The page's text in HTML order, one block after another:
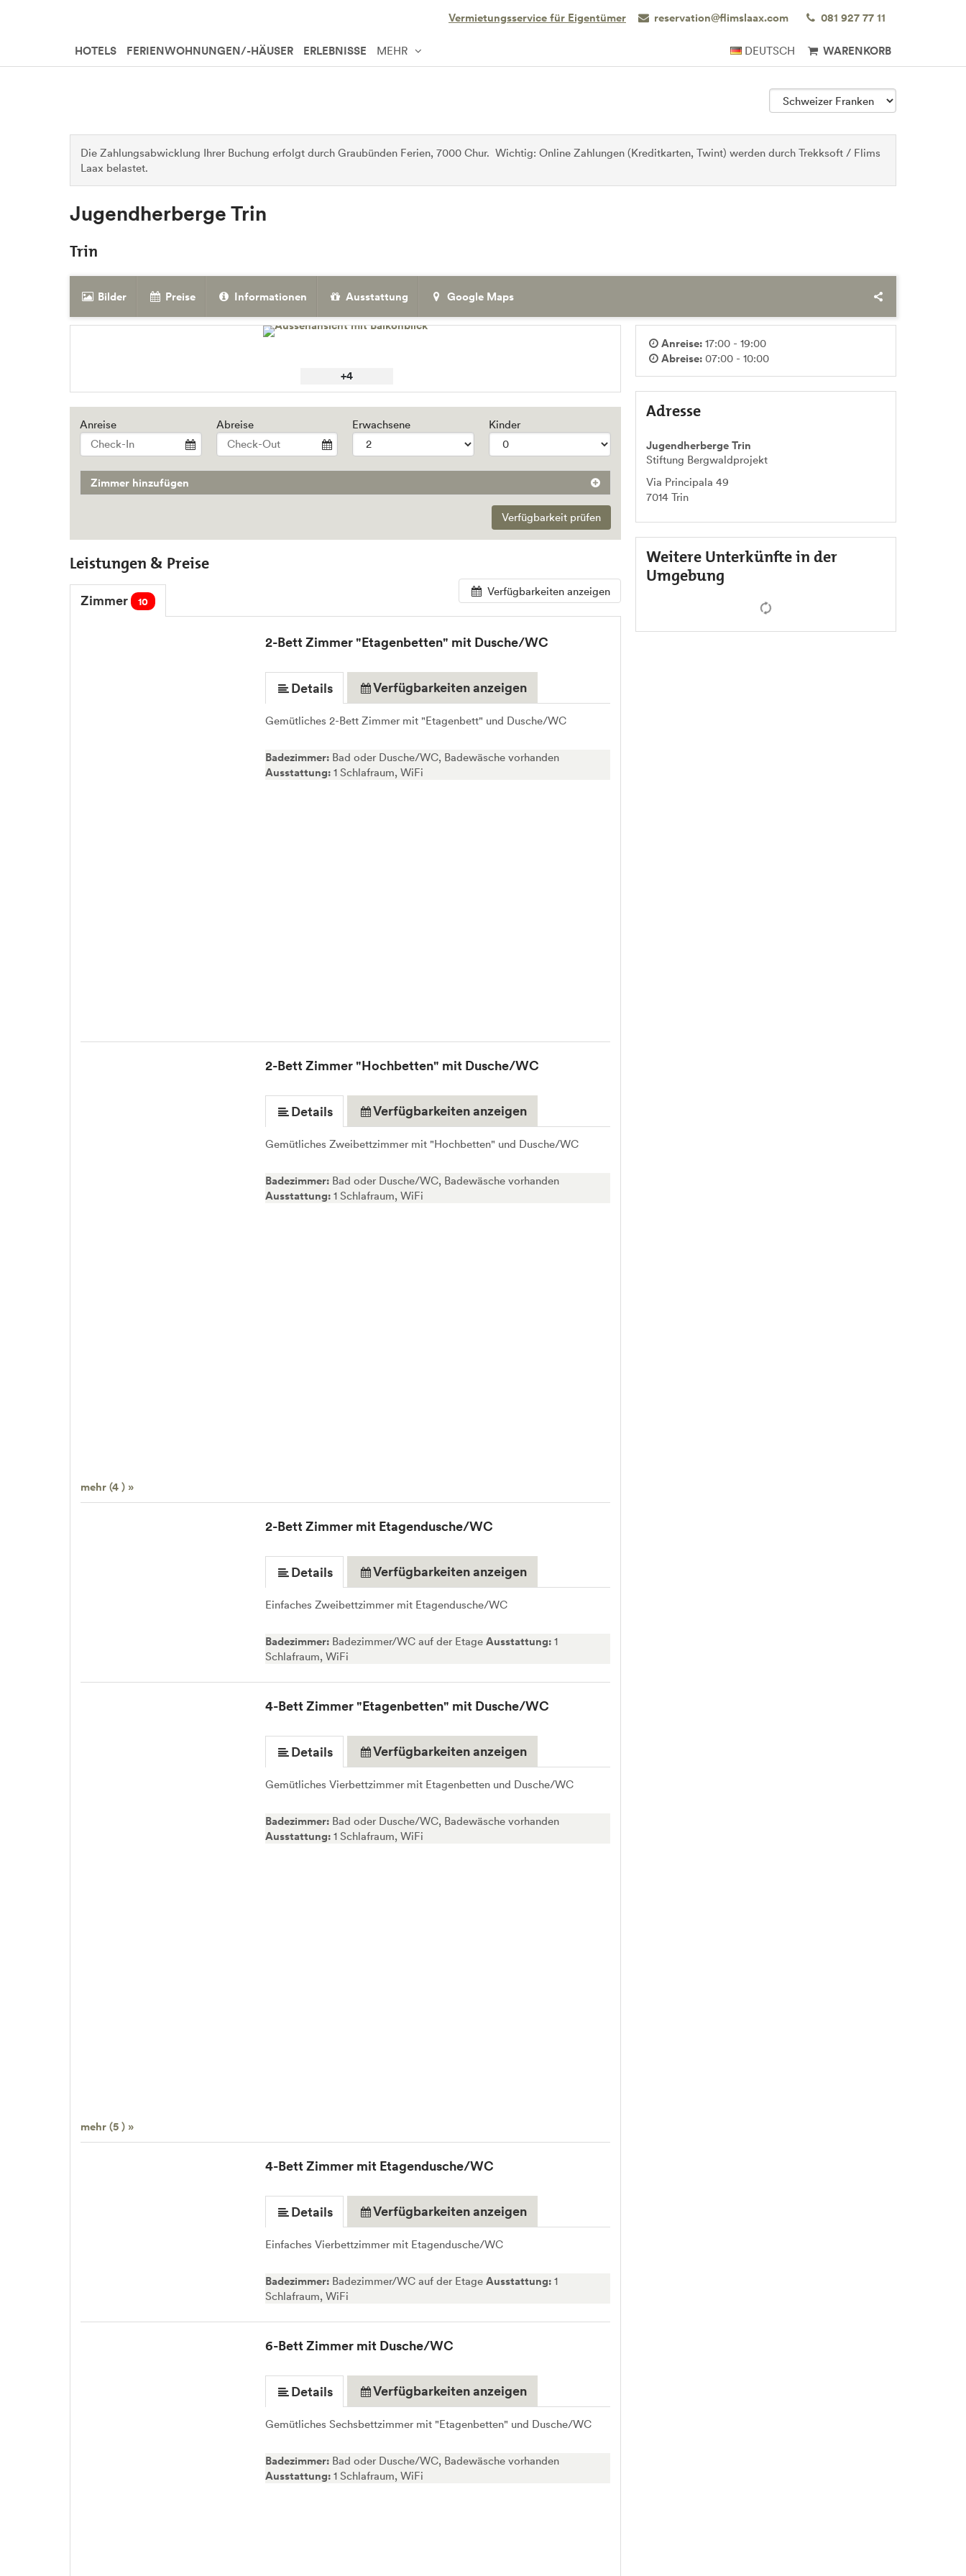
Vermietungsservice für Eigentümer reservation@flimslaax.com 081 927 77 11
DEUTSCH WARENKORB
HOTELS FERIENWOHNUNGEN/-HÄUSER ERLEBNISSE MEHR
Die Zahlungsabwicklung Ihrer Buchung erfolgt durch Graubünden Ferien, 7000 Chur. Wichtig: Online Zahlungen (Kreditkarten, Twint) werden durch Trekksoft / Flims
Laax belastet.
Jugendherberge Trin
Trin
Bilder Preise Informationen Ausstattung Google Maps
+4
Anreise Abreise Erwachsene Kinder
Zimmer hinzufügen
Verfügbarkeit prüfen
Verfügbarkeiten anzeigen
Leistungen & Preise
Zimmer 10
2-Bett Zimmer "Etagenbetten" mit Dusche/WC
Details Verfügbarkeiten anzeigen
Gemütliches 2-Bett Zimmer mit "Etagenbett" und Dusche/WC
Badezimmer: Bad oder Dusche/WC, Badewäsche vorhanden
Ausstattung:1 Schlafraum, WiFi
mehr (4 ) »
2-Bett Zimmer "Hochbetten" mit Dusche/WC
Details Verfügbarkeiten anzeigen
Gemütliches Zweibettzimmer mit "Hochbetten" und Dusche/WC
Badezimmer: Bad oder Dusche/WC, Badewäsche vorhanden
Ausstattung:1 Schlafraum, WiFi
2-Bett Zimmer mit Etagendusche/WC
Details Verfügbarkeiten anzeigen
Einfaches Zweibettzimmer mit Etagendusche/WC
Badezimmer: Badezimmer/WC auf der Etage Ausstattung:1
Schlafraum, WiFi
mehr (5 ) »
4-Bett Zimmer "Etagenbetten" mit Dusche/WC
Details Verfügbarkeiten anzeigen
Gemütliches Vierbettzimmer mit Etagenbetten und Dusche/WC
Badezimmer: Bad oder Dusche/WC, Badewäsche vorhanden
Ausstattung:1 Schlafraum, WiFi
4-Bett Zimmer mit Etagendusche/WC
Details Verfügbarkeiten anzeigen
Einfaches Vierbettzimmer mit Etagendusche/WC
Badezimmer: Badezimmer/WC auf der Etage Ausstattung:1
Schlafraum, WiFi
6-Bett Zimmer mit Dusche/WC
Details Verfügbarkeiten anzeigen
Gemütliches Sechsbettzimmer mit "Etagenbetten" und Dusche/WC
Badezimmer: Bad oder Dusche/WC, Badewäsche vorhanden
Ausstattung:1 Schlafraum, WiFi
Anreise:17:00 - 19:00
Abreise:07:00 - 10:00
Adresse
Jugendherberge Trin
Stiftung Bergwaldprojekt
Via Principala 49
7014 Trin
Weitere Unterkünfte in der
Umgebung